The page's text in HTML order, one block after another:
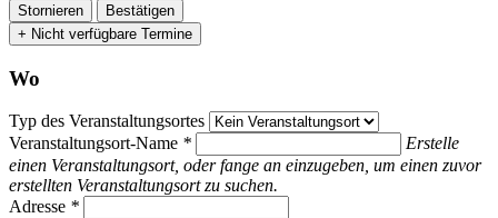
Stornieren
Bestätigen
+ Nicht verfügbare Termine
Wo
Typ des Veranstaltungsortes
Veranstaltungsort-Name *
Erstelle
einen Veranstaltungsort, oder fange an einzugeben, um einen zuvor
erstellten Veranstaltungsort zu suchen.
Adresse *